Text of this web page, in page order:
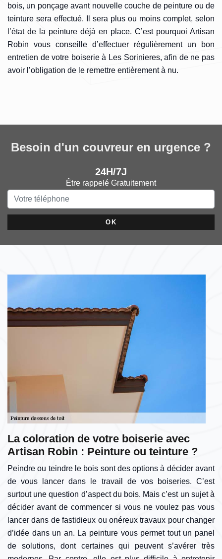
bois, un ponçage avant nouvelle couche de peinture ou de
teinture sera effectué. Il sera plus ou moins complet, selon
l’état de la peinture déjà en place. C’est pourquoi Artisan
Robin vous conseille d’effectuer régulièrement un bon
entretien de votre boiserie à Les Sorinieres, afin de ne pas
avoir l’obligation de le remettre entièrement à nu.
Besoin d'un couvreur en urgence ?
24H/7J
Être rappelé Gratuitement
La coloration de votre boiserie avec
Artisan Robin : Peinture ou teinture ?
Peindre ou teindre le bois sont des options à décider avant
de vous lancer dans le travail de vos boiseries. C’est
surtout une question d’aspect du bois. Mais c’est un sujet à
décider avant de commencer si vous ne voulez pas vous
lancer dans de fastidieux ou onéreux travaux pour changer
d’idée dans un an. La peinture vous permet tout un panel
de solutions, dont certaines qui peuvent s’avérer très